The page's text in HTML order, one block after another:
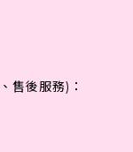
售後服務)：